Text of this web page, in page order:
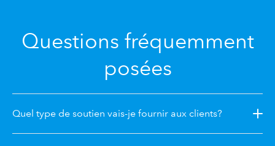
Questions fréquemment
posées
Quel type de soutien vais-je fournir aux clients?